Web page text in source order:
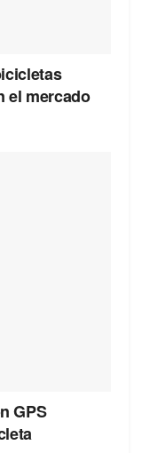
el mercado
GPS